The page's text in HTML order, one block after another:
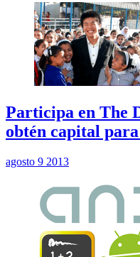
Participa en The
obtén capital
agosto 9 2013